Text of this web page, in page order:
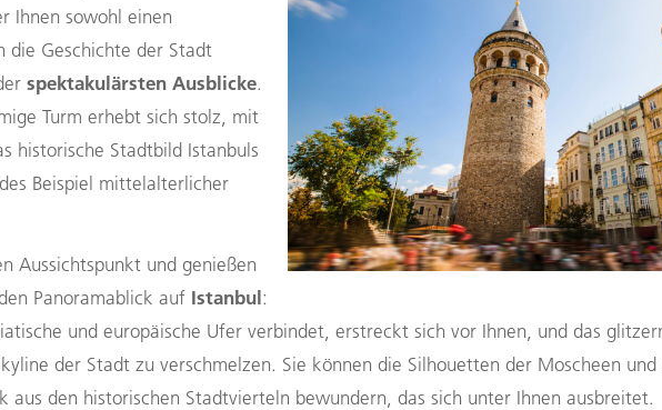
Ihnen sowohl einen
die Geschichte der Stadt
spektakulärsten Ausblicke.
Turm erhebt sich stolz, mit
historische Stadtbild Istanbuls
Beispiel mittelalterlicher
Aussichtspunkt und genießen
Panoramablick auf Istanbul:
und europäische Ufer verbindet, erstreckt sich vor Ihnen, und das
der Stadt zu verschmelzen. Sie können die Silhouetten der Moscheen und
aus den historischen Stadtvierteln bewundern, das sich unter Ihnen ausbreitet.